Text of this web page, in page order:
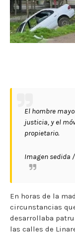
El hombre
justicia, y el
propietario.
Imagen sedida
En horas de la
circunstancias
desarrollaba
las calles de